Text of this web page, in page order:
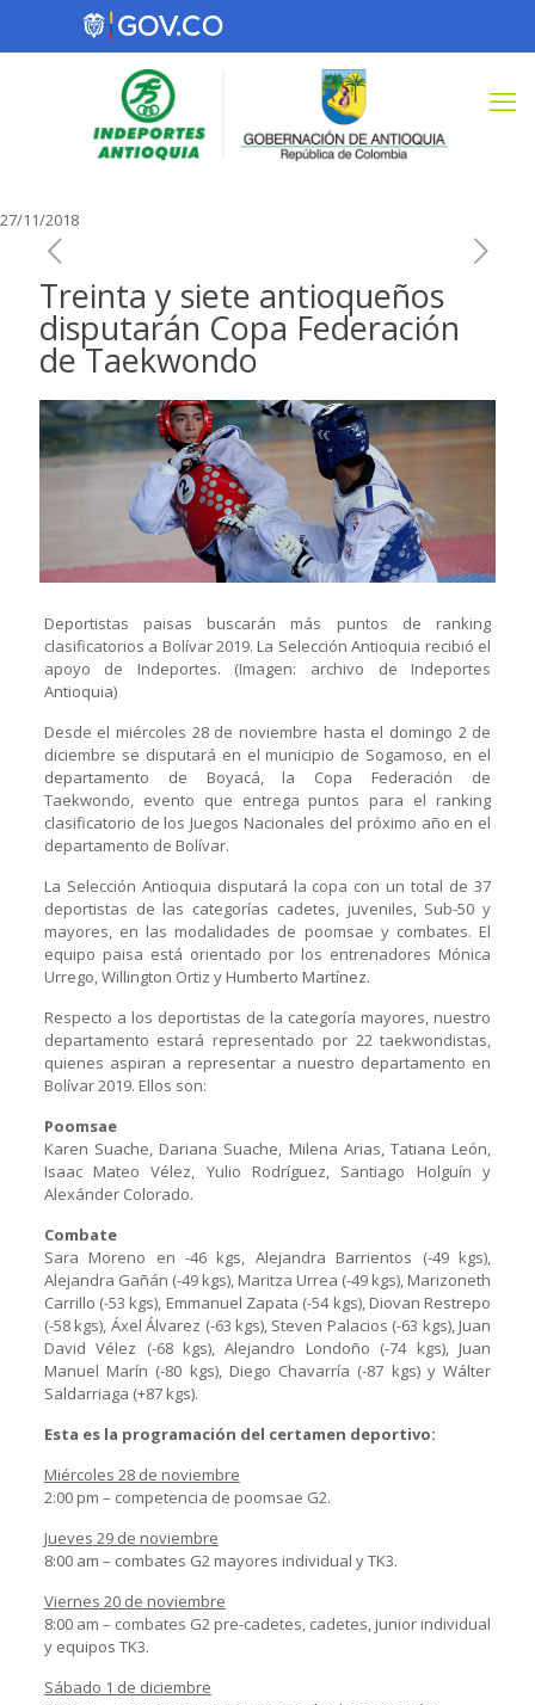
27/11/2018
Treinta y siete antioqueños
disputarán Copa Federación
de Taekwondo
Deportistas paisas buscarán más puntos de ranking
clasificatorios a Bolívar 2019. La Selección Antioquia recibió el
apoyo de Indeportes. (Imagen: archivo de Indeportes
Antioquia)
Desde el miércoles 28 de noviembre hasta el domingo 2 de
diciembre se disputará en el municipio de Sogamoso, en el
departamento de Boyacá, la Copa Federación de
Taekwondo, evento que entrega puntos para el ranking
clasificatorio de los Juegos Nacionales del próximo año en el
departamento de Bolívar.
La Selección Antioquia disputará la copa con un total de 37
deportistas de las categorías cadetes, juveniles, Sub-50 y
mayores, en las modalidades de poomsae y combates. El
equipo paisa está orientado por los entrenadores Mónica
Urrego, Willington Ortiz y Humberto Martínez.
Respecto a los deportistas de la categoría mayores, nuestro
departamento estará representado por 22 taekwondistas,
quienes aspiran a representar a nuestro departamento en
Bolívar 2019. Ellos son:
Poomsae
Karen Suache, Dariana Suache, Milena Arias, Tatiana León,
Isaac Mateo Vélez, Yulio Rodríguez, Santiago Holguín y
Alexánder Colorado.
Combate
Sara Moreno en -46 kgs, Alejandra Barrientos (-49 kgs),
Alejandra Gañán (-49 kgs), Maritza Urrea (-49 kgs), Marizoneth
Carrillo (-53 kgs), Emmanuel Zapata (-54 kgs), Diovan Restrepo
(-58 kgs), Áxel Álvarez (-63 kgs), Steven Palacios (-63 kgs), Juan
David Vélez (-68 kgs), Alejandro Londoño (-74 kgs), Juan
Manuel Marín (-80 kgs), Diego Chavarría (-87 kgs) y Wálter
Saldarriaga (+87 kgs).
Esta es la programación del certamen deportivo:
Miércoles 28 de noviembre
2:00 pm – competencia de poomsae G2.
Jueves 29 de noviembre
8:00 am – combates G2 mayores individual y TK3.
Viernes 20 de noviembre
8:00 am – combates G2 pre-cadetes, cadetes, junior individual
y equipos TK3.
Sábado 1 de diciembre